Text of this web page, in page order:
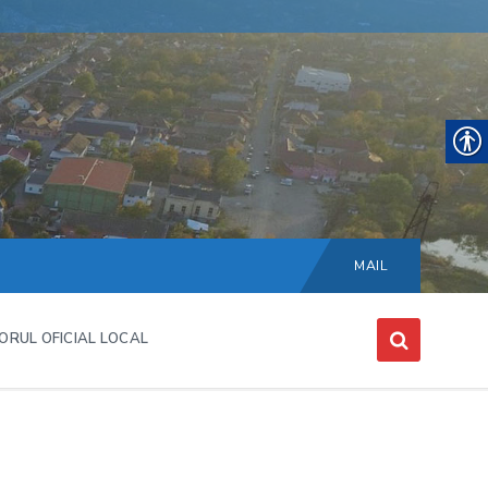
Choose
language:
MAIL
OFICIAL LOCAL